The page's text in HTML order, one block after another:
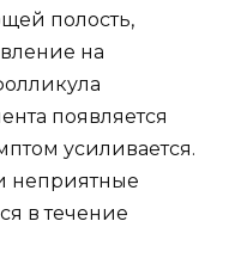
полость,
на
появляется
усиливается.
неприятные
в течение